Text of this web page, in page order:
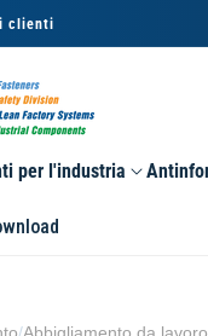
clienti
per l'industria